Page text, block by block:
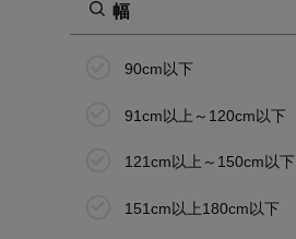
幅
90cm以下
91cm以上～120cm以下
121cm以上～150cm以下
151cm以上180cm以下